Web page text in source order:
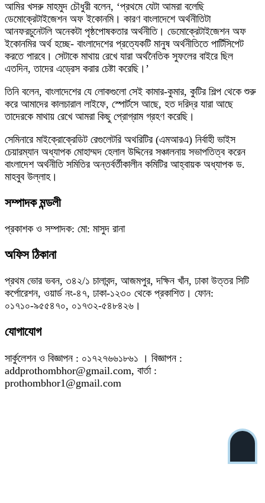
আমির খসরু মাহমুদ চৌধুরী বলেন, ‘প্রথমে যেটা আমরা বলেছি
ডেমোক্রেটাইজেশন অফ ইকোনমি। কারণ বাংলাদেশে অর্থনীতিটা
আনফরচুনেটলি অনেকটা পৃষ্ঠপোষকতার অর্থনীতি। ডেমোক্রেটাইজেশন অফ
ইকোনমির অর্থ হচ্ছে- বাংলাদেশের প্রত্যেকটি মানুষ অর্থনীতিতে পার্টিসিপেট
করতে পারবে। সেটাকে মাথায় রেখে যারা অর্থনৈতিক সুফলের বাইরে ছিল
এতদিন, তাদের এড্রেস করার চেষ্টা করেছি।’
তিনি বলেন, বাংলাদেশের যে লোকগুলো সেই কামার-কুমার, কুটির শিল্প থেকে শুরু
করে আমাদের কালচারাল লাইফে, স্পোর্টসে আছে, হত দরিদ্র যারা আছে
তাদেরকে মাথায় রেখে আমরা কিছু প্রোগ্রাম গ্রহণ করেছি।
সেমিনারে মাইক্রোক্রেডিট রেগুলেটরি অথরিটির (এমআরএ) নির্বাহী ভাইস
চেয়ারম্যান অধ্যাপক মোহাম্মদ হেলাল উদ্দিনের সঞ্চালনায় সভাপতিত্ব করেন
বাংলাদেশ অর্থনীতি সমিতির অন্তর্বর্তীকালীন কমিটির আহ্বায়ক অধ্যাপক ড.
মাহবুব উল্লাহ।
সম্পাদক মন্ডলী
প্রকাশক ও সম্পাদক: মো: মাসুদ রানা
অফিস ঠিকানা
প্রথম ভোর ভবন, ৩৪২/১ চালাবন্দ, আজমপুর, দক্ষিন খাঁন, ঢাকা উত্তর সিটি
কর্পোরেশন, ওয়ার্ড নং-৪৭, ঢাকা-১২৩০ থেকে প্রকাশিত। ফোন:
০১৭১০-৯৫৫৪৭০, ০১৭৩২-৫৪৮৪২৬।
যোগাযোগ
সার্কুলেশন ও বিজ্ঞাপন : ০১৭২৭৬৬১৮৬১ । বিজ্ঞাপন :
addprothombhor@gmail.com, বার্তা :
prothombhor1@gmail.com